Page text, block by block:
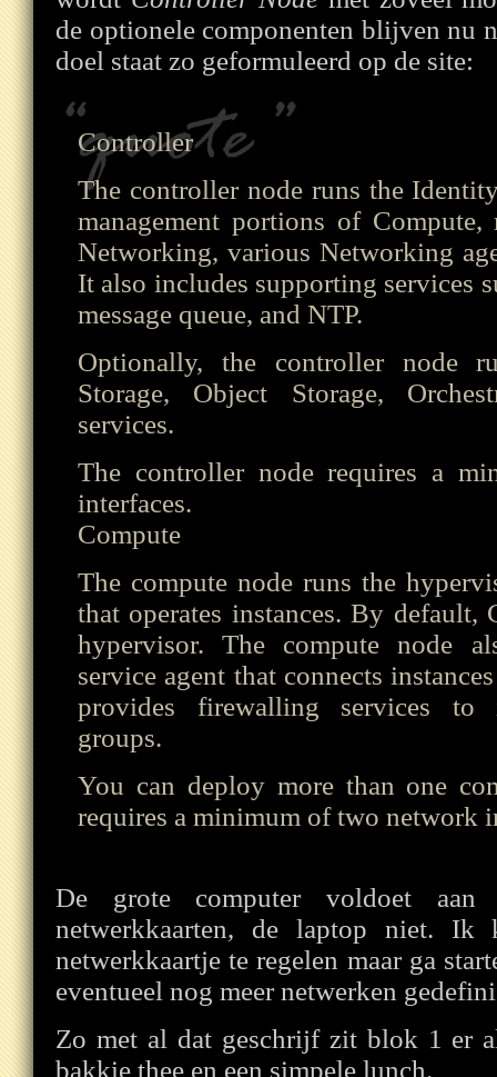
de optionele componenten blijven nu
doel staat zo geformuleerd op de site:
Controller
The controller node runs the
management portions of
Networking, various Networking
It also includes supporting services
message queue, and NTP.
Optionally, the controller node
Storage, Object Storage,
services.
The controller node requires a
interfaces.
Compute
The compute node runs the
that operates instances. By default,
hypervisor. The compute node
service agent that connects
provides firewalling services to
groups.
You can deploy more than one
requires a minimum of two network
De grote computer voldoet aan
netwerkkaarten, de laptop niet. Ik
netwerkkaartje te regelen maar ga
eventueel nog meer netwerken
Zo met al dat geschrijf zit blok 1 er
bakkie thee en een simpele lunch.